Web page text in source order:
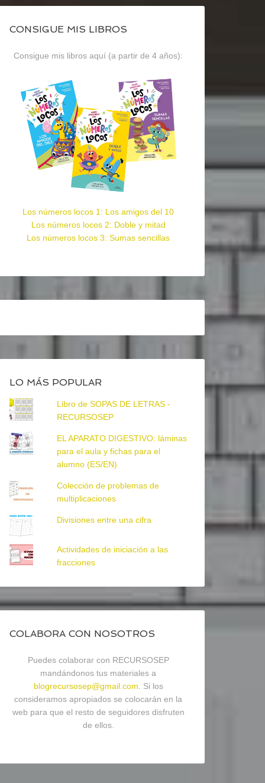
CONSIGUE MIS LIBROS
Consigue mis libros aquí (a partir de 4 años):
Los números locos 1: Los amigos del 10
Los números locos 2: Doble y mitad
Los números locos 3: Sumas sencillas
LO MÁS POPULAR
Libro de SOPAS DE LETRAS -
RECURSOSEP
EL APARATO DIGESTIVO: láminas
para el aula y fichas para el
alumno (ES/EN)
Colección de problemas de
multiplicaciones
Divisiones entre una cifra
Actividades de iniciación a las
fracciones
COLABORA CON NOSOTROS
Puedes colaborar con RECURSOSEP
mandándonos tus materiales a
blogrecursosep@gmail.com . Si los
consideramos apropiados se colocarán en la
web para que el resto de seguidores disfruten
de ellos.